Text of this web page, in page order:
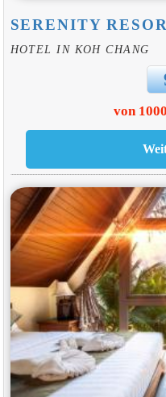
SERENITY
HOTEL IN KOH CHANG
von